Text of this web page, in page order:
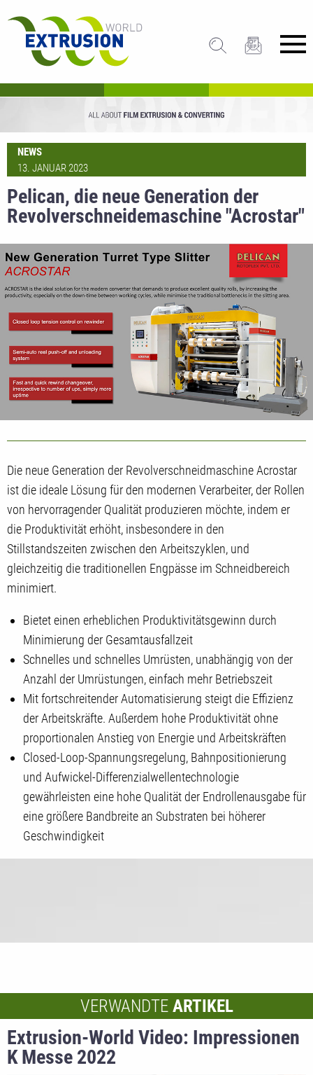
NEWS
13. JANUAR 2023
Pelican, die neue Generation der
Revolverschneidemaschine "Acrostar"
Die neue Generation der Revolverschneidmaschine Acrostar
ist die ideale Lösung für den modernen Verarbeiter, der Rollen
von hervorragender Qualität produzieren möchte, indem er
die Produktivität erhöht, insbesondere in den
Stillstandszeiten zwischen den Arbeitszyklen, und
gleichzeitig die traditionellen Engpässe im Schneidbereich
minimiert.
Bietet einen erheblichen Produktivitätsgewinn durch
Minimierung der Gesamtausfallzeit
Schnelles und schnelles Umrüsten, unabhängig von der
Anzahl der Umrüstungen, einfach mehr Betriebszeit
Mit fortschreitender Automatisierung steigt die Effizienz
der Arbeitskräfte. Außerdem hohe Produktivität ohne
proportionalen Anstieg von Energie und Arbeitskräften
Closed-Loop-Spannungsregelung, Bahnpositionierung
und Aufwickel-Differenzialwellentechnologie
gewährleisten eine hohe Qualität der Endrollenausgabe für
eine größere Bandbreite an Substraten bei höherer
Geschwindigkeit
VERWANDTE ARTIKEL
Extrusion-World Video: Impressionen
K Messe 2022